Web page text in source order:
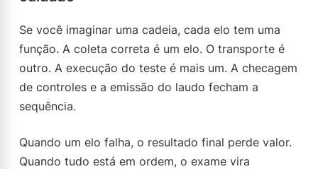
Se você imaginar uma cadeia, cada elo tem uma
função. A coleta correta é um elo. O transporte é
outro. A execução do teste é mais um. A checagem
de controles e a emissão do laudo fecham a
sequência.
Quando um elo falha, o resultado final perde valor.
Quando tudo está em ordem, o exame vira